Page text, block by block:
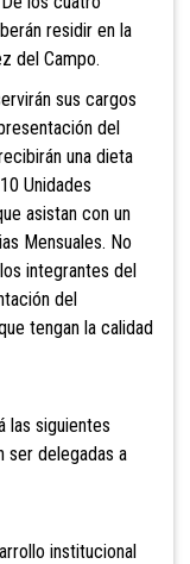
residir en la
del Campo.
sus cargos
del
una dieta
Unidades
asistan con un
Mensuales. No
integrantes del
del
tengan la calidad
las siguientes
ser delegadas a
institucional